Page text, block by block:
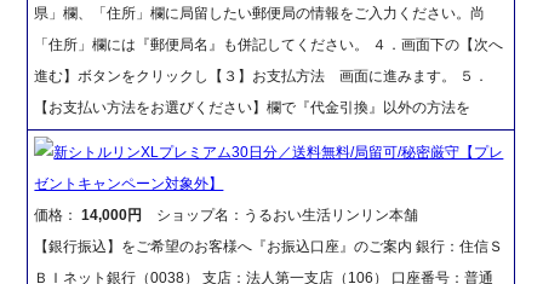
県」欄、「住所」欄に局留したい郵便局の情報をご入力ください。尚
「住所」欄には『郵便局名』も併記してください。 ４．画面下の【次へ
進む】ボタンをクリックし【３】お支払方法 画面に進みます。 ５．
【お支払い方法をお選びください】欄で『代金引換』以外の方法を
新シトルリンXLプレミアム30日分／送料無料/局留可/秘密厳守【プレ
ゼントキャンペーン対象外】
価格：14,000円
ショップ名：うるおい生活リンリン本舗
【銀行振込】をご希望のお客様へ『お振込口座』のご案内 銀行：住信Ｓ
ＢＩネット銀行（0038） 支店：法人第一支店（106） 口座番号：普通